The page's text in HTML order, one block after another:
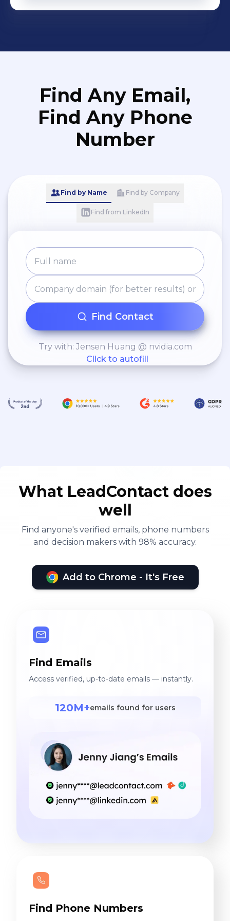
Find Any Email,
Find Any Phone
Number
Find by Name Find by Company
Find from LinkedIn
Find Contact
Try with: Jensen Huang @ nvidia.com
Click to autofill
What LeadContact does
well
Find anyone's verified emails, phone numbers
and decision makers with 98% accuracy.
Add to Chrome - It's Free
Find Emails
Access verified, up-to-date emails — instantly.
120M+emails found for users
Find Phone Numbers